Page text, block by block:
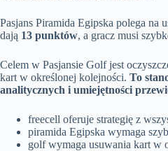
Pasjans Piramida Egipska polega na
dają 13 punktów, a gracz musi
Celem w Pasjansie Golf jest
kart w określonej kolejności. To
analitycznych i umiejętności
freecell oferuje strategię z
piramida Egipska wymaga
golf wymaga usuwania kart w